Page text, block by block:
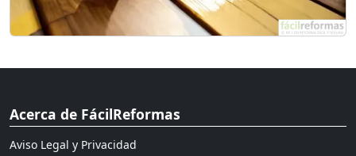
Acerca de FácilReformas
Aviso Legal y Privacidad